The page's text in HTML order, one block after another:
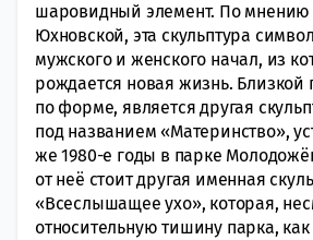
шаровидный элемент. По мнению
Юхновской, эта скульптура
мужского и женского начал, из
рождается новая жизнь. Близкой
по форме, является другая
под названием «Материнство»,
же 1980-е годы в парке
от неё стоит другая именная
«Всеслышащее ухо», которая,
относительную тишину парка,